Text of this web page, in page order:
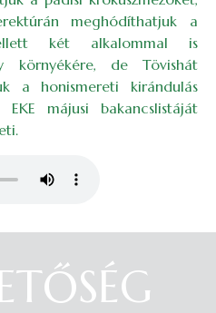
meghódíthatjuk a
két alkalommal is
környékére, de Tövishát
a honismereti kirándulás
májusi bakancslistáját